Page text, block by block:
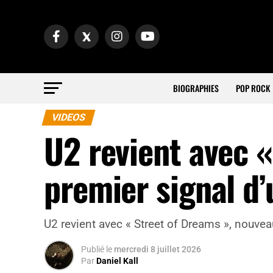
BIOGRAPHIES POP ROCK
VIDEOS
U2 revient avec
premier signal
U2 revient avec « Street of Dreams »,
Publié le mercredi 8 juillet 2026
ParDaniel Kall